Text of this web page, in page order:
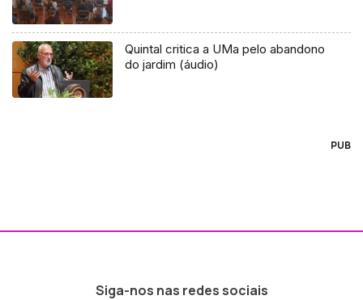
Quintal critica a UMa pelo abandono
do jardim (áudio)
PUB
Siga-nos nas redes sociais